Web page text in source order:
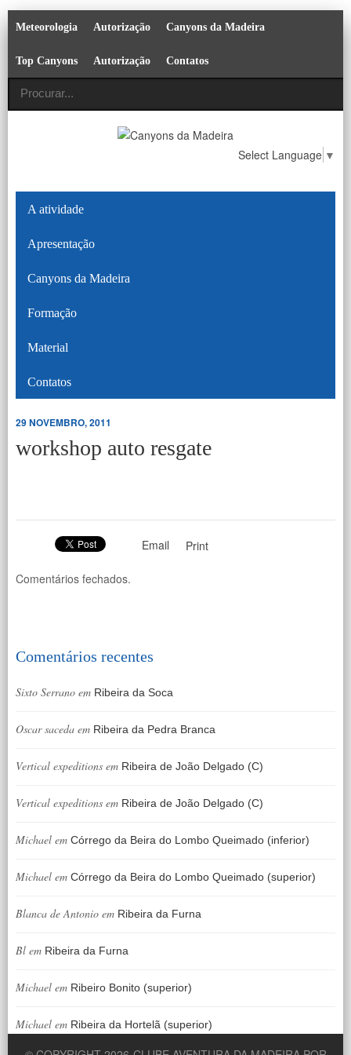
Meteorologia Autorização Canyons da Madeira
Top Canyons Autorização Contatos
Select Language ▼
A atividade
Apresentação
Canyons da Madeira
Formação
Material
Contatos
29 NOVEMBRO, 2011
workshop auto resgate
Email Print
Comentários fechados.
Comentários recentes
Sixto Serrano em Ribeira da Soca
Oscar saceda em Ribeira da Pedra Branca
Vertical expeditions em Ribeira de João Delgado (C)
Vertical expeditions em Ribeira de João Delgado (C)
Michael em Córrego da Beira do Lombo Queimado (inferior)
Michael em Córrego da Beira do Lombo Queimado (superior)
Blanca de Antonio em Ribeira da Furna
Bl em Ribeira da Furna
Michael em Ribeiro Bonito (superior)
Michael em Ribeira da Hortelã (superior)